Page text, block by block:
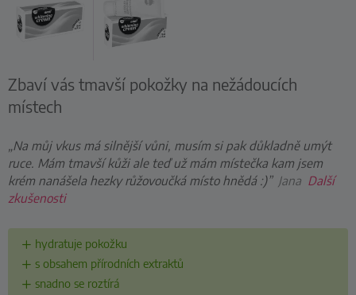
Zbaví vás tmavší pokožky na nežádoucích
místech
„Na můj vkus má silnější vůni, musím si pak důkladně umýt
ruce. Mám tmavší kůži ale teď už mám místečka kam jsem
krém nanášela hezky růžovoučká místo hnědá :)” Jana Další
zkušenosti
hydratuje pokožku
s obsahem přírodních extraktů
snadno se roztírá